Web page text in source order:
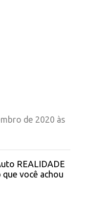
de 2020 às
REALIDADE
você achou